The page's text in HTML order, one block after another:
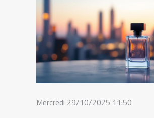
Mercredi 29/10/2025 11:50